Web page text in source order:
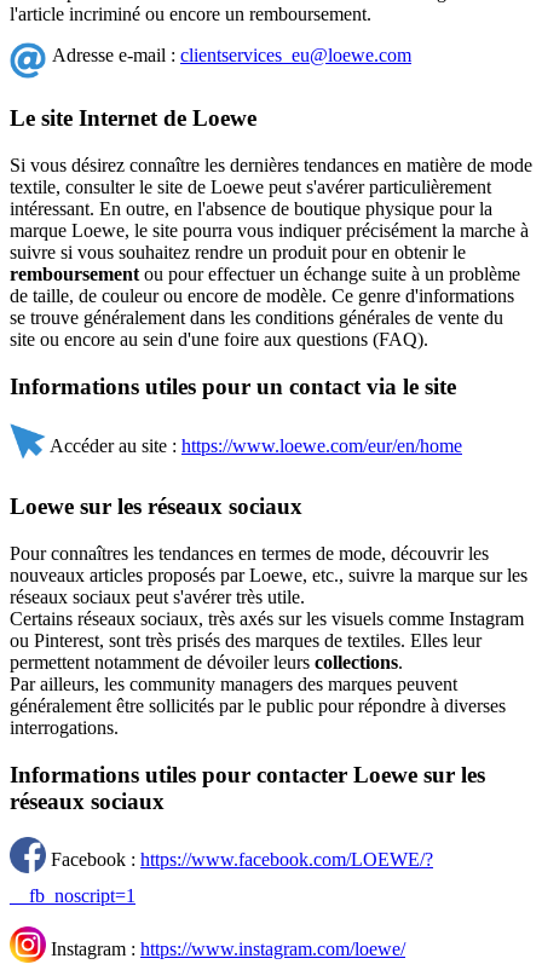
l'article incriminé ou encore un remboursement.
Adresse e-mail : clientservices_eu@loewe.com
Le site Internet de Loewe
Si vous désirez connaître les dernières tendances en matière de mode
textile, consulter le site de Loewe peut s'avérer particulièrement
intéressant. En outre, en l'absence de boutique physique pour la
marque Loewe, le site pourra vous indiquer précisément la marche à
suivre si vous souhaitez rendre un produit pour en obtenir le
remboursement ou pour effectuer un échange suite à un problème
de taille, de couleur ou encore de modèle. Ce genre d'informations
se trouve généralement dans les conditions générales de vente du
site ou encore au sein d'une foire aux questions (FAQ).
Informations utiles pour un contact via le site
Accéder au site : https://www.loewe.com/eur/en/home
Loewe sur les réseaux sociaux
Pour connaîtres les tendances en termes de mode, découvrir les
nouveaux articles proposés par Loewe, etc., suivre la marque sur les
réseaux sociaux peut s'avérer très utile.
Certains réseaux sociaux, très axés sur les visuels comme Instagram
ou Pinterest, sont très prisés des marques de textiles. Elles leur
permettent notamment de dévoiler leurs collections.
Par ailleurs, les community managers des marques peuvent
généralement être sollicités par le public pour répondre à diverses
interrogations.
Informations utiles pour contacter Loewe sur les
réseaux sociaux
Facebook : https://www.facebook.com/LOEWE/?
__fb_noscript=1
Instagram : https://www.instagram.com/loewe/